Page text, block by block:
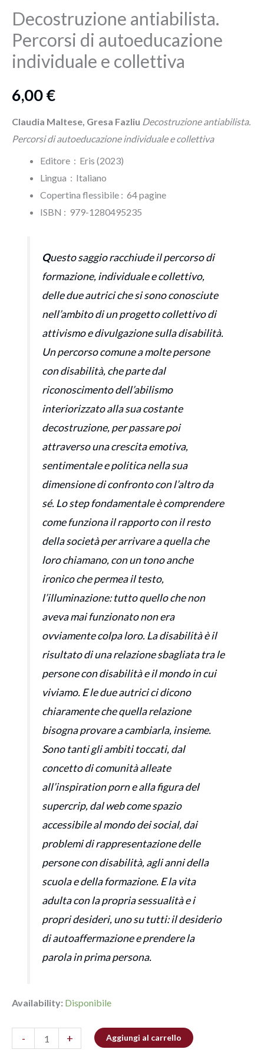
Decostruzione antiabilista.
Percorsi di autoeducazione
individuale e collettiva
6,00€
Claudia Maltese, Gresa Fazliu Decostruzione antiabilista.
Percorsi di autoeducazione individuale e collettiva
Editore ‏ : ‎ Eris (2023)
Lingua ‏ : ‎ Italiano
Copertina flessibile : ‎ 64 pagine
ISBN‏ : ‎ 979-1280495235
Questo saggio racchiude il percorso di
formazione, individuale e collettivo,
delle due autrici che si sono conosciute
nell’ambito di un progetto collettivo di
attivismo e divulgazione sulla disabilità.
Un percorso comune a molte persone
con disabilità, che parte dal
riconoscimento dell’abilismo
interiorizzato alla sua costante
decostruzione, per passare poi
attraverso una crescita emotiva,
sentimentale e politica nella sua
dimensione di confronto con l’altro da
sé. Lo step fondamentale è comprendere
come funziona il rapporto con il resto
della società per arrivare a quella che
loro chiamano, con un tono anche
ironico che permea il testo,
l’illuminazione: tutto quello che non
aveva mai funzionato non era
ovviamente colpa loro. La disabilità è il
risultato di una relazione sbagliata tra le
persone con disabilità e il mondo in cui
viviamo. E le due autrici ci dicono
chiaramente che quella relazione
bisogna provare a cambiarla, insieme.
Sono tanti gli ambiti toccati, dal
concetto di comunità alleate
all’inspiration porn e alla figura del
supercrip, dal web come spazio
accessibile al mondo dei social, dai
problemi di rappresentazione delle
persone con disabilità, agli anni della
scuola e della formazione. E la vita
adulta con la propria sessualità e i
propri desideri, uno su tutti: il desiderio
di autoaffermazione e prendere la
parola in prima persona.
Availability: Disponibile
- + Aggiungi al carrello